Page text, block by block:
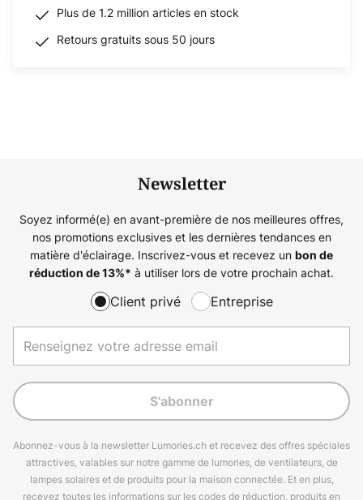
Plus de 1.2 million articles en stock
Retours gratuits sous 50 jours
Newsletter
Soyez informé(e) en avant-première de nos meilleures offres,
nos promotions exclusives et les dernières tendances en
matière d'éclairage. Inscrivez-vous et recevez un bon de
réduction de13%* à utiliser lors de votre prochain achat.
Client privé Entreprise
S'abonner
Abonnez-vous à la newsletter Lumories.ch et recevez des offres spéciales
attractives, valables sur notre gamme de lumories, de ventilateurs, de
lampes solaires et de produits pour la maison connectée. Et en plus,
recevez toutes les informations sur les codes de réduction, produits en